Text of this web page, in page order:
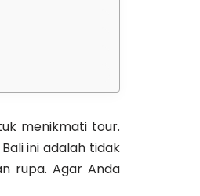
menikmati tour.
ini adalah tidak
rupa. Agar Anda